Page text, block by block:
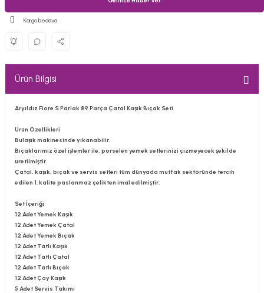
Kargo bedava
Ürün Bilgisi
Aryıldız Fiore S Parlak 89 Parça Çatal Kaşık Bıçak Seti
Ürün Özellikleri
Bulaşık makinesinde yıkanabilir.
Bıçaklarımız özel işlemler ile, porselen yemek setlerinizi çizmeyecek şekilde
üretilmiştir.
Çatal, kaşık, bıçak ve servis setleri tüm dünyada mutfak sektöründe tercih
edilen 1. kalite paslanmaz çelikten imal edilmiştir.
Set İçeriği
12 Adet Yemek Kaşık
12 Adet Yemek Çatal
12 Adet Yemek Bıçak
12 Adet Tatlı Kaşık
12 Adet Tatlı Çatal
12 Adet Tatlı Bıçak
12 Adet Çay Kaşık
5 Adet Servis Takımı